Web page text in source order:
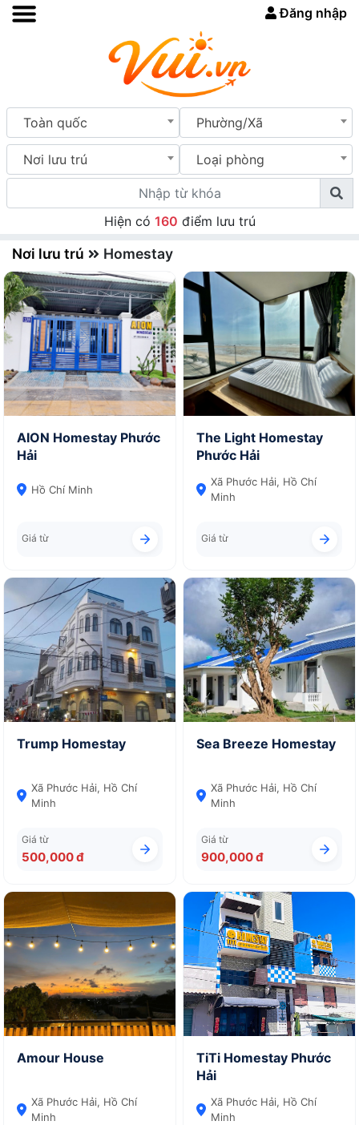
Đăng nhập
Toàn quốc Phường/Xã
Nơi lưu trú Loại phòng
Hiện có 160 điểm lưu trú
Nơi lưu trú Homestay
AION Homestay Phước
Hải
Hồ Chí Minh
Giá từ
The Light Homestay
Phước Hải
Xã Phước Hải, Hồ Chí
Minh
Giá từ
Trump Homestay
Xã Phước Hải, Hồ Chí
Minh
Giá từ
500,000 đ
Sea Breeze Homestay
Xã Phước Hải, Hồ Chí
Minh
Giá từ
900,000 đ
Amour House
Xã Phước Hải, Hồ Chí
Minh
TiTi Homestay Phước
Hải
Xã Phước Hải, Hồ Chí
Minh